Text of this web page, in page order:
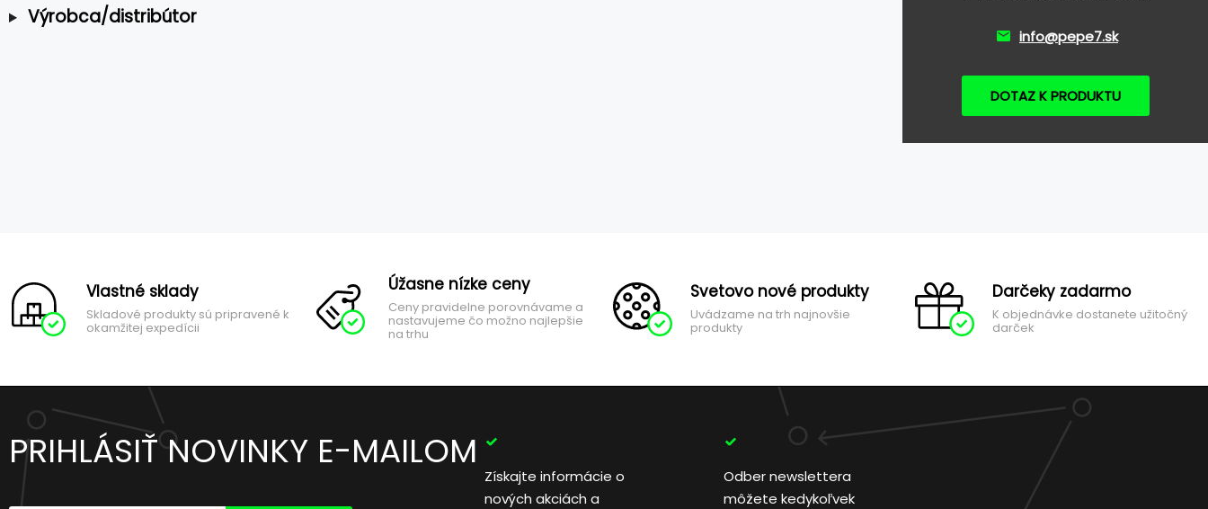
Výrobca/distribútor
info@pepe7.sk
DOTAZ K PRODUKTU
Vlastné sklady
Skladové produkty sú pripravené k
okamžitej expedícii
Úžasne nízke ceny
Ceny pravidelne porovnávame a
nastavujeme čo možno najlepšie
na trhu
Svetovo nové produkty
Uvádzame na trh najnovšie
produkty
Darčeky zadarmo
K objednávke dostanete užitočný
darček
PRIHLÁSIŤ NOVINKY E-MAILOM
Získajte informácie o
nových akciách a
Odber newslettera
môžete kedykoľvek